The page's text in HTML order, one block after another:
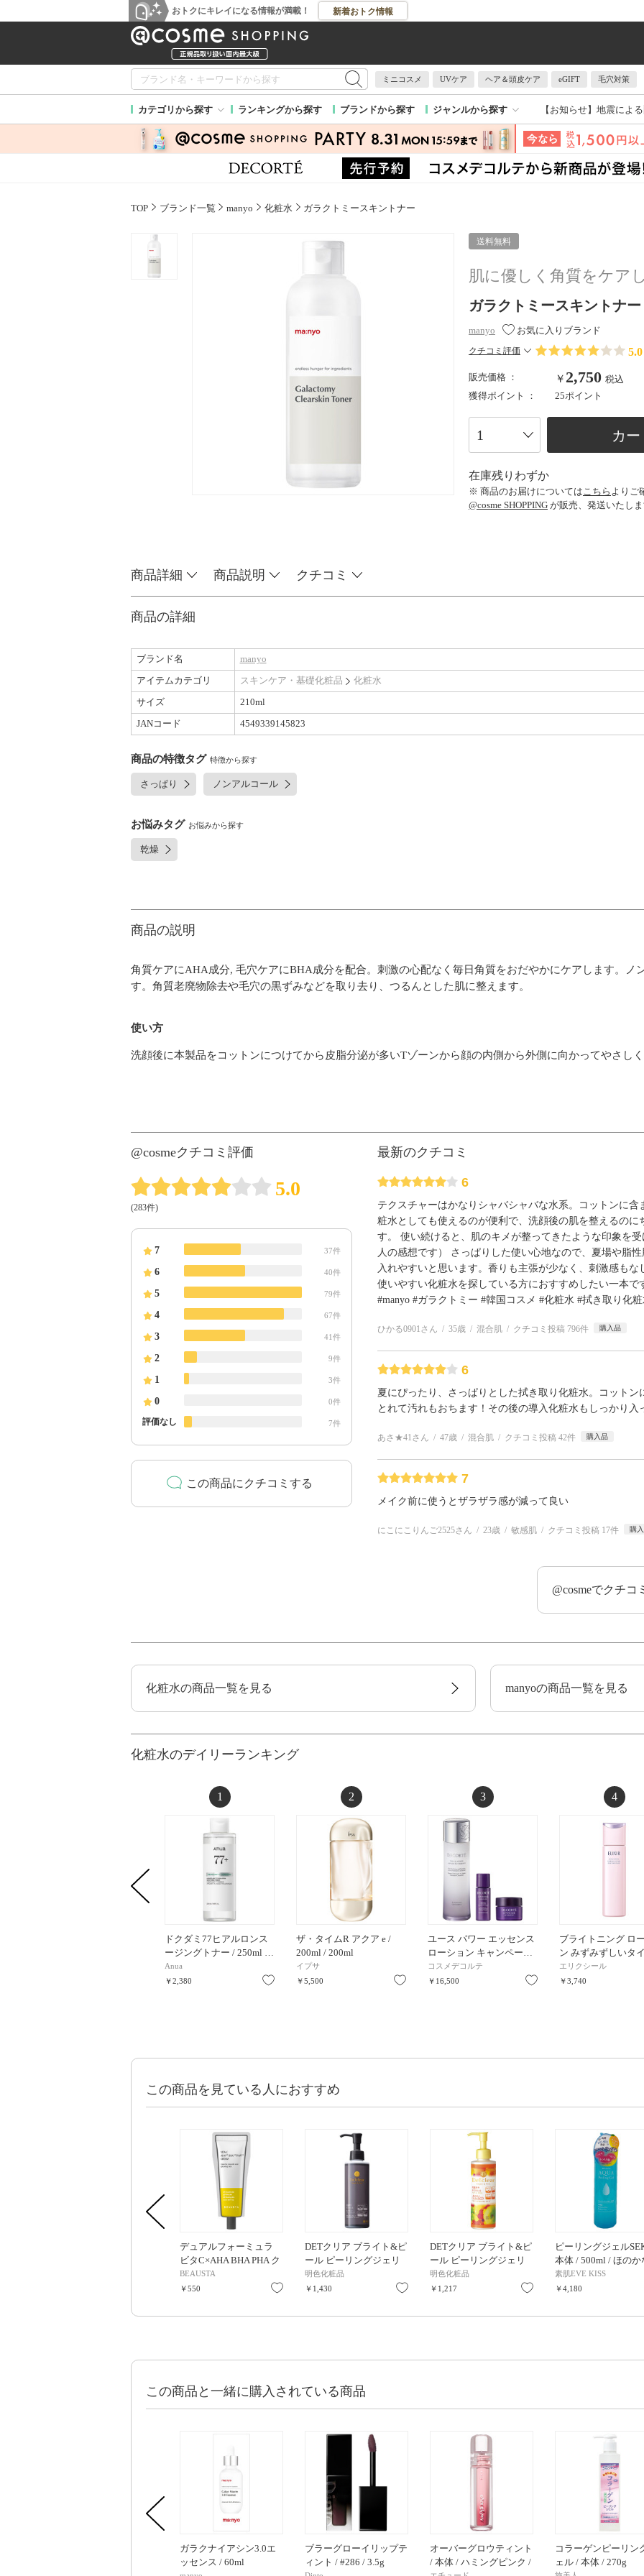
おトクにキレイになる情報が満載！ 新着おトク情報
ミニコスメ UVケア ヘア＆頭皮ケア eGIFT 毛穴対策
カテゴリから探す ランキングから探す ブランドから探す ジャンルから探す 【お知らせ】 地震によ
TOP ブランド一覧 manyo 化粧水 ガラクトミースキントナー
送料無料
肌に優しく角質をケア
ガラクトミースキントナー
manyo お気に入りブランド
クチコミ評価 5.0
販売価格 ： ￥ 2,750 税込
獲得ポイント ：
25ポイント
カ
在庫残りわずか
※ 商品のお届けについては こちら よりご
@cosme SHOPPING が販売、発送いたし
商品詳細 商品説明 クチコミ
商品の詳細
ブランド名
manyo
アイテムカテゴリ
スキンケア・基礎化粧品
化粧水
サイズ
210ml
JANコード
4549339145823
商品の特徴タグ 特徴から探す
さっぱり ノンアルコール
お悩みタグ お悩みから探す
乾燥
商品の説明
角質ケアにAHA成分, 毛穴ケアにBHA成分を配合。刺激の心配なく毎日角質をおだやかにケアします。ノ
す。角質老廃物除去や毛穴の黒ずみなどを取り去り、つるんとした肌に整えます。
使い方
洗顔後に本製品をコットンにつけてから皮脂分泌が多いTゾーンから顔の内側から外側に向かってやさし
@cosmeクチコミ評価
5.0
(283件)
7 37件
6 40件
5 79件
4 67件
3 41件
2 9件
1 3件
0 0件
評価なし 7件
この商品にクチコミする
最新のクチコミ
6
テクスチャーはかなりシャバシャバな水系。コットンに含
粧水としても使えるのが便利で、洗顔後の肌を整えるのに
す。 使い続けると、肌のキメが整ってきたような印象を
人の感想です） さっぱりした使い心地なので、夏場や脂
入れやすいと思います。香りも主張が少なく、刺激感もな
使いやすい化粧水を探している方におすすめしたい一本で
#manyo #ガラクトミー #韓国コスメ #化粧水 #拭き取り化
ひかる0901さん 35歳 混合肌 クチコミ投稿 796件 購入品
6
夏にぴったり、さっぱりとした拭き取り化粧水。コット
とれて汚れもおちます！その後の導入化粧水もしっかり
あさ★41さん 47歳 混合肌 クチコミ投稿 42件 購入品
7
メイク前に使うとザラザラ感が減って良い
にこにこりんご2525さん 23歳 敏感肌 クチコミ投稿 17件 購
@cosmeでクチ
化粧水の商品一覧を見る manyoの商品一覧を見る
化粧水のデイリーランキング
1
ドクダミ77ヒアルロンス
ージングトナー / 250ml …
Anua
￥2,380
お気に入り
2
ザ・タイムR アクア e /
200ml / 200ml
イプサ
￥5,500
お気に入り
3
ユース パワー エッセンス
ローション キャンペー…
コスメデコルテ
￥16,500
お気に入り
4
ブライトニング ロ
ン みずみずしいタ
エリクシール
￥3,740
この商品を見ている人におすすめ
デュアルフォーミュラ
ビタC×AHA BHA PHA ク
リーム / 20ml
BEAUSTA
￥550
お気に入り
DETクリア ブライト&ピ
ール ピーリングジェリ
ー<炭タイプ> / 180ml
明色化粧品
￥1,430
お気に入り
DETクリア ブライト&ピ
ール ピーリングジェリ
ー / 180ml / ミックスフ
ルーツの香り
明色化粧品
￥1,217
お気に入り
ピーリングジェル
本体 / 500ml / ほのか
オレンジレモンの香
素肌EVE KISS
￥4,180
この商品と一緒に購入されている商品
ガラクナイアシン3.0エ
ッセンス / 60ml
ブラーグローイリップテ
ィント / #286 / 3.5g
オーバーグロウティント
/ 本体 / ハミングピンク /
コラーゲンピーリン
ェル / 本体 / 270g